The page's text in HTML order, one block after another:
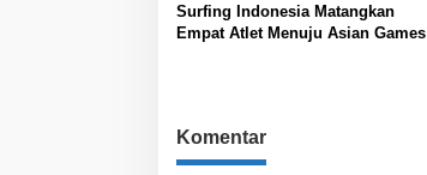
Surfing Indonesia Matangkan
Empat Atlet Menuju Asian Games
Komentar